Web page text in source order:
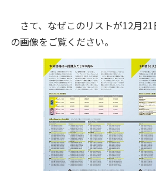
さて、なぜこのリストが12月
の画像をご覧ください。